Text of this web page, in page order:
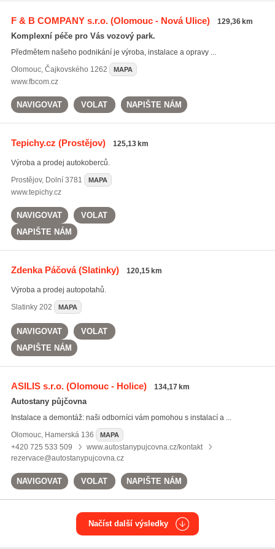
F & B COMPANY s.r.o.(Olomouc - Nová Ulice) 129,36 km
Komplexní péče pro Vás vozový park.
Předmětem našeho podnikání je výroba, instalace a opravy ...
Olomouc, Čajkovského 1262 MAPA
www.fbcom.cz
NAVIGOVAT VOLAT NAPIŠTE NÁM
Tepichy.cz (Prostějov) 125,13 km
Výroba a prodej autokoberců.
Prostějov, Dolní 3781 MAPA
www.tepichy.cz
NAVIGOVAT
VOLAT
NAPIŠTE NÁM
Zdenka Páčová(Slatinky) 120,15 km
Výroba a prodej autopotahů.
Slatinky202 MAPA
NAVIGOVAT
VOLAT
NAPIŠTE NÁM
ASILIS s.r.o.(Olomouc - Holice) 134,17 km
Autostany půjčovna
Instalace a demontáž: naši odborníci vám pomohou s instalací a ...
Olomouc, Hamerská 136 MAPA
+420 725 533 509
www.autostanypujcovna.cz/kontakt
rezervace@autostanypujcovna.cz
NAVIGOVAT VOLAT NAPIŠTE NÁM
Načíst další výsledky